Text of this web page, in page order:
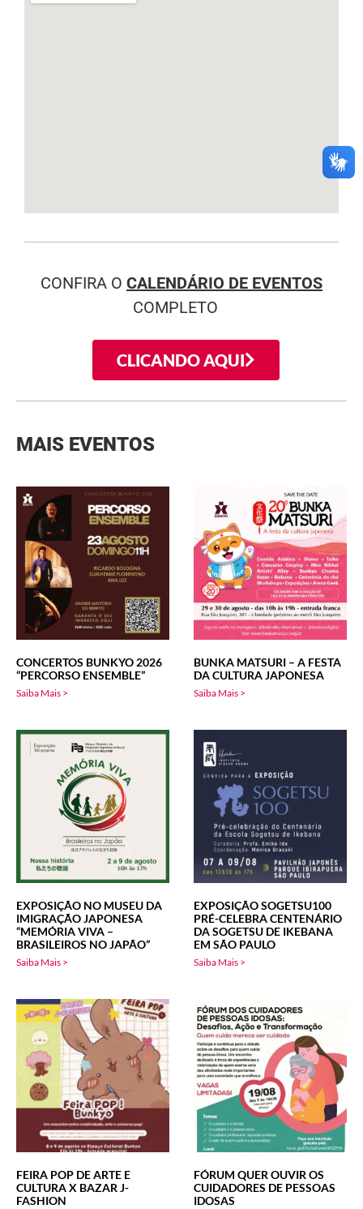
CONFIRA O CALENDÁRIO DE EVENTOS
COMPLETO
CLICANDO AQUI
MAIS EVENTOS
CONCERTOS BUNKYO 2026
“PERCORSO ENSEMBLE”
Saiba Mais >
BUNKA MATSURI – A FESTA
DA CULTURA JAPONESA
Saiba Mais >
EXPOSIÇÃO NO MUSEU DA
IMIGRAÇÃO JAPONESA
“MEMÓRIA VIVA –
BRASILEIROS NO JAPÃO”
Saiba Mais >
EXPOSIÇÃO SOGETSU100
PRÉ-CELEBRA CENTENÁRIO
DA SOGETSU DE IKEBANA
EM SÃO PAULO
Saiba Mais >
FEIRA POP DE ARTE E
CULTURA X BAZAR J-
FASHION
FÓRUM QUER OUVIR OS
CUIDADORES DE PESSOAS
IDOSAS